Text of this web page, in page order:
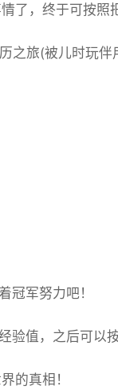
了，终于可按照
之旅(被儿时玩
冠军努力吧！
验值，之后可以
的真相！